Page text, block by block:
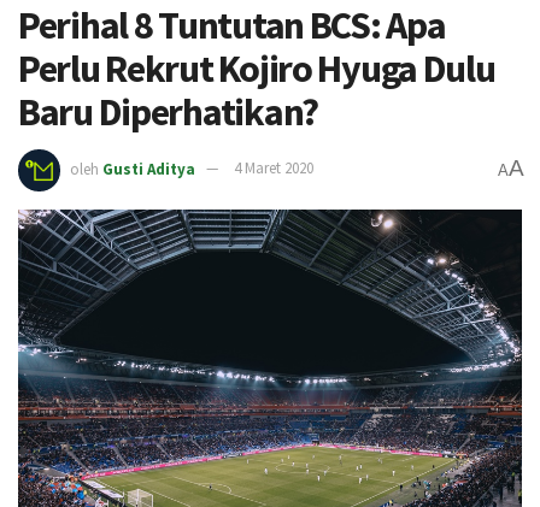
Perihal 8 Tuntutan BCS: Apa
Perlu Rekrut Kojiro Hyuga Dulu
Baru Diperhatikan?
oleh Gusti Aditya 4 Maret 2020 AA